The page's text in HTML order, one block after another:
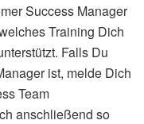
Success Manager
Training Dich
Falls Du
ist, melde Dich
Team
anschließend so